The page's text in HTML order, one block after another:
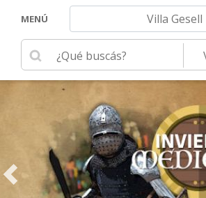
MENÚ Navegar hacia otra
Ingrese su búsqueda